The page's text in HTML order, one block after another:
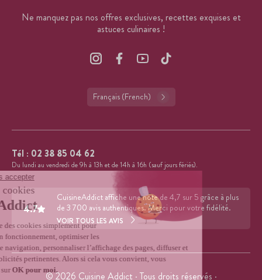
Ne manquez pas nos offres exclusives, recettes exquises et
astuces culinaires !
Français (French)
Tél : 02 38 85 04 62
Du lundi au vendredi de 9h à 13h et de 14h à 16h (sauf jours fériés).
4.7
CuisineAddict affiche une note de 4,7 sur 5 grâce à plus
de 3 700 avis authentiques. Merci pour votre fidélité.
VOIR TOUS LES AVIS
© 2026 Cuisine Addict · Tous droits réservés ·